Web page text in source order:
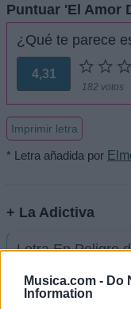
Musica.com - Do
Information
Puntuar 'El Amor
¿Qué te parece
4,31
182 votos
Imprimir letra
* Letra añadida por
+ La Adictiva
Letra En Peligro
Letra El Amor De